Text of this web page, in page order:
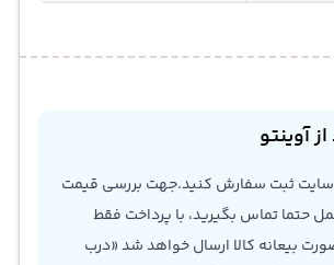
آوینتو
سایت ثبت سفارش کنید.جهت بررسی قیمت
حتما تماس بگیرید، با پرداخت فقط
بیعانه کالا ارسال خواهد شد «درب